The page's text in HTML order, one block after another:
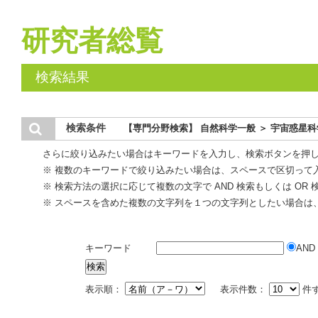
研究者総覧
検索結果
検索条件 【専門分野検索】 自然科学一般 ＞ 宇宙惑星
さらに絞り込みたい場合はキーワードを入力し、検索ボタンを押
※ 複数のキーワードで絞り込みたい場合は、スペースで区切って
※ 検索方法の選択に応じて複数の文字で AND 検索もしくは OR
※ スペースを含めた複数の文字列を１つの文字列としたい場合は
キーワード AND
表示順： 表示件数： 件